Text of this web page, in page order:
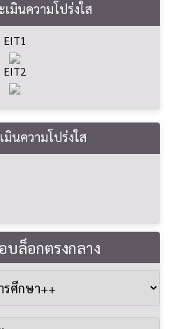
มินความโปร่งใส
EIT1
EIT2
มินความโปร่งใส
ล็อกตรงกลาง